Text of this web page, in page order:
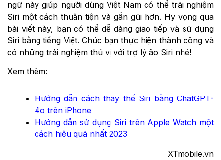
ngữ này giúp người dùng Việt Nam có thể trải nghiệm
Siri một cách thuận tiện và gần gũi hơn. Hy vọng qua
bài viết này, bạn có thể dễ dàng giao tiếp và sử dụng
Siri bằng tiếng Việt. Chúc bạn thực hiện thành công và
có những trải nghiệm thú vị với trợ lý ảo Siri nhé!
Xem thêm:
Hướng dẫn cách thay thế Siri bằng ChatGPT-
4o trên iPhone
Hướng dẫn sử dụng Siri trên Apple Watch một
cách hiệu quả nhất 2023
XTmobile.vn